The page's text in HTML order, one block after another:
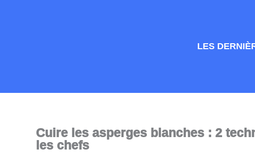
LES
Cuire les asperges blanches : 2
les chefs